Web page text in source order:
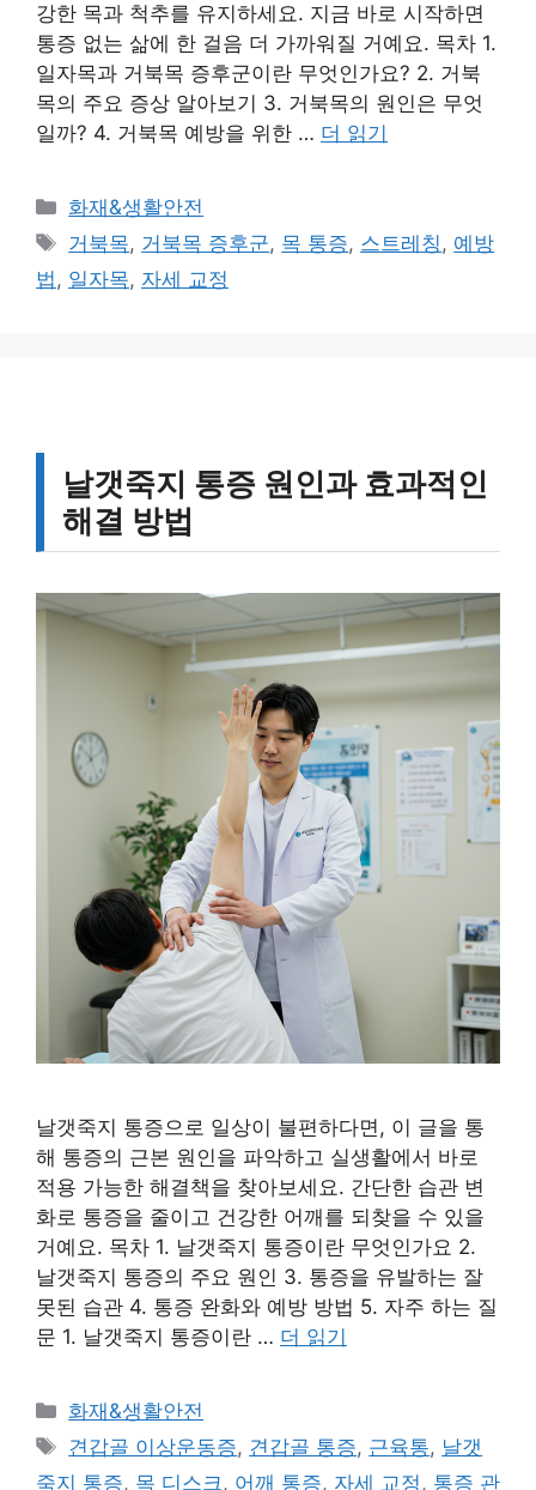
강한 목과 척추를 유지하세요. 지금 바로 시작하면
통증 없는 삶에 한 걸음 더 가까워질 거예요. 목차 1.
일자목과 거북목 증후군이란 무엇인가요? 2. 거북
목의 주요 증상 알아보기 3. 거북목의 원인은 무엇
일까? 4. 거북목 예방을 위한 … 더 읽기
카
테
리
화재&생활안전
태
그
거북목, 거북목 증후군, 목 통증, 스트레칭, 예방
법, 일자목, 자세 교정
날갯죽지 통증 원인과 효과적인
해결 방법
날갯죽지 통증으로 일상이 불편하다면, 이 글을 통
해 통증의 근본 원인을 파악하고 실생활에서 바로
적용 가능한 해결책을 찾아보세요. 간단한 습관 변
화로 통증을 줄이고 건강한 어깨를 되찾을 수 있을
거예요. 목차 1. 날갯죽지 통증이란 무엇인가요 2.
날갯죽지 통증의 주요 원인 3. 통증을 유발하는 잘
못된 습관 4. 통증 완화와 예방 방법 5. 자주 하는 질
문 1. 날갯죽지 통증이란 … 더 읽기
카
테
화재&생활안전
태
그
견갑골 이상운동증, 견갑골 통증, 근육통, 날갯
죽지 통증, 목 디스크 , 어깨 통증, 자세 교정 , 통증 관